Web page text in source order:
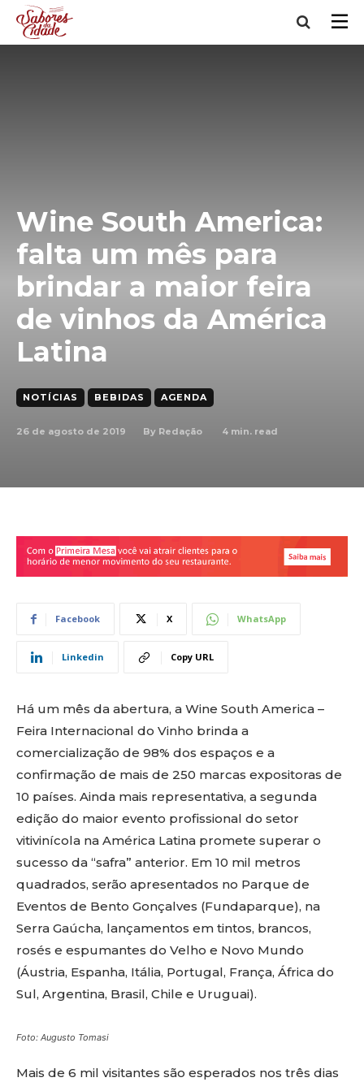
Wine South America:
falta um mês para
brindar a maior feira
de vinhos da América
Latina
NOTÍCIAS BEBIDAS AGENDA
26 de agosto de 2019 By Redação 4 min. read
Facebook X WhatsApp
Linkedin Copy URL
Há um mês da abertura, a Wine South America –
Feira Internacional do Vinho brinda a
comercialização de 98% dos espaços e a
confirmação de mais de 250 marcas expositoras de
10 países. Ainda mais representativa, a segunda
edição do maior evento profissional do setor
vitivinícola na América Latina promete superar o
sucesso da “safra” anterior. Em 10 mil metros
quadrados, serão apresentados no Parque de
Eventos de Bento Gonçalves (Fundaparque), na
Serra Gaúcha, lançamentos em tintos, brancos,
rosés e espumantes do Velho e Novo Mundo
(Áustria, Espanha, Itália, Portugal, França, África do
Sul, Argentina, Brasil, Chile e Uruguai).
Foto: Augusto Tomasi
Mais de 6 mil visitantes são esperados nos três dias